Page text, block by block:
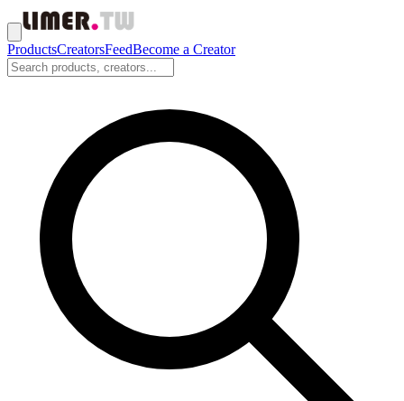
ProductsCreatorsFeedBecome a Creator